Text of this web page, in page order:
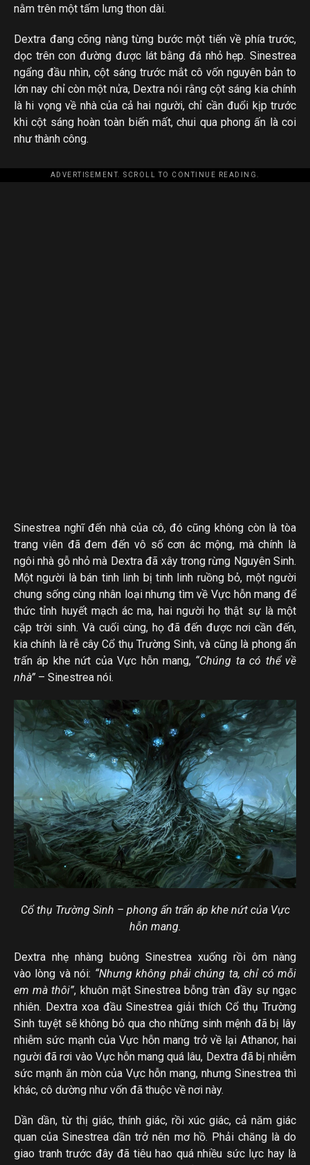
nằm trên một tấm lưng thon dài.
Dextra đang cõng nàng từng bước một tiến về phía trước,
dọc trên con đường được lát bằng đá nhỏ hẹp. Sinestrea
ngẩng đầu nhìn, cột sáng trước mắt cô vốn nguyên bản to
lớn nay chỉ còn một nửa, Dextra nói rằng cột sáng kia chính
là hi vọng về nhà của cả hai người, chỉ cần đuổi kịp trước
khi cột sáng hoàn toàn biến mất, chui qua phong ấn là coi
như thành công.
ADVERTISEMENT. SCROLL TO CONTINUE READING.
Sinestrea nghĩ đến nhà của cô, đó cũng không còn là tòa
trang viên đã đem đến vô số cơn ác mộng, mà chính là
ngôi nhà gỗ nhỏ mà Dextra đã xây trong rừng Nguyên Sinh.
Một người là bán tinh linh bị tinh linh ruồng bỏ, một người
chung sống cùng nhân loại nhưng tìm về Vực hỗn mang để
thức tỉnh huyết mạch ác ma, hai người họ thật sự là một
cặp trời sinh. Và cuối cùng, họ đã đến được nơi cần đến,
kia chính là rễ cây Cổ thụ Trường Sinh, và cũng là phong ấn
trấn áp khe nứt của Vực hỗn mang, “Chúng ta có thể về
nhà” – Sinestrea nói.
Cổ thụ Trường Sinh – phong ấn trấn áp khe nứt của Vực
hỗn mang.
Dextra nhẹ nhàng buông Sinestrea xuống rồi ôm nàng
vào lòng và nói: “Nhưng không phải chúng ta, chỉ có mỗi
em mà thôi”, khuôn mặt Sinestrea bỗng tràn đầy sự ngạc
nhiên. Dextra xoa đầu Sinestrea giải thích Cổ thụ Trường
Sinh tuyệt sẽ không bỏ qua cho những sinh mệnh đã bị lây
nhiễm sức mạnh của Vực hỗn mang trở về lại Athanor, hai
người đã rơi vào Vực hỗn mang quá lâu, Dextra đã bị nhiễm
sức mạnh ăn mòn của Vực hỗn mang, nhưng Sinestrea thì
khác, cô dường như vốn đã thuộc về nơi này.
Dần dần, từ thị giác, thính giác, rồi xúc giác, cả năm giác
quan của Sinestrea dần trở nên mơ hồ. Phải chăng là do
giao tranh trước đây đã tiêu hao quá nhiều sức lực hay là